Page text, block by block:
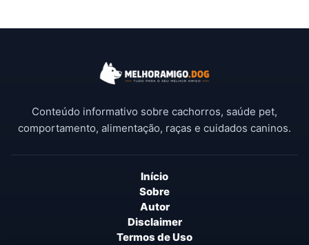
Conteúdo informativo sobre cachorros, saúde pet,
comportamento, alimentação, raças e cuidados caninos.
Início
Sobre
Autor
Disclaimer
Termos de Uso